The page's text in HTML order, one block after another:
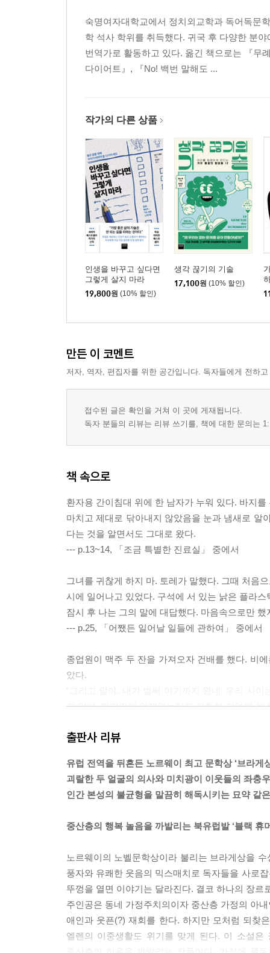
숙명여자대학교에서 정치외교학과 독어독문
학 석사 학위를 취득했다. 귀국 후 다양한 분
번역가로 활동하고 있다. 옮긴 책으로는 『무
다이어트』, 『No! 백번 말해도 ...
작가의 다른 상품
인생을 바꾸고 싶다면
그렇게 살지 마라
19,800원 (10% 할인)
생각 끊기의 기술
17,100원 (10% 할인)
만든 이 코멘트
저자, 역자, 편집자를 위한 공간입니다. 독자들에게 전하
접수된 글은 확인을 거쳐 이 곳에 게재됩니다.
독자 분들의 리뷰는 리뷰 쓰기를, 책에 대한 문의는
책 속으로
환자용 간이침대 위에 한 남자가 누워 있다. 바지
마치고 제대로 닦아내지 않았음을 눈과 냄새로 알
다는 것을 알면서도 그대로 왔다.
--- p.13~14, 「조금 특별한 진료실」 중에서
그녀를 귀찮게 하지 마. 토레가 말했다. 그때 처음
시에 일어나고 있었다. 구석에 서 있는 낡은 플라
잠시 후 나는 그의 말에 대답했다. 마음속으로만
--- p.25, 「어쨌든 일어날 일들에 관하여」 중에서
종업원이 맥주 두 잔을 가져오자 건배를 했다. 비
았다.
지 않아. 마지막이 언제였는지도 정확히 기억해. 바
에 맥주도 충분히 마셔줘야 한다는 걸요. 아시다
--- p.125~126, 「란사로테 징크스」 중에서
해. 그 사람이 무서워서가 아니라 내가 처한 상황
안 다정해져. 정원 호스가 제대로 감겨 있지 않거
--- p.167, 「우리가 해낸 최소한의 기간」 중에서
나는 반복해 말한다. ‘대부분의 질병과 통증은 저
자체가 얼마나 대단한 확률인지 아세요? 로또에
아다니고 있어요. 그게 기적이 아니면 뭐겠어요.
출판사 리뷰
유럽 전역을 뒤흔든 노르웨이 최고 문학상 ‘브라게
괴랄한 두 얼굴의 의사와 미치광이 이웃들의 좌충
인간 본성의 불균형을 말끔히 해독시키는 묘약 같
중산층의 행복 놀음을 까발리는 북유럽발 ‘블랙 휴
노르웨이의 노벨문학상이라 불리는 브라게상을
풍자와 유쾌한 웃음의 믹스매치로 독자들을 사로
뚜껑을 열면 이야기는 달라진다. 결코 하나의 장
주인공은 동네 가정주치의이자 중산층 가정의 아
애인과 웃픈(?) 재회를 한다. 하지만 모처럼 되찾
엘렌의 이중생활도 위기를 맞게 된다. 이 소설